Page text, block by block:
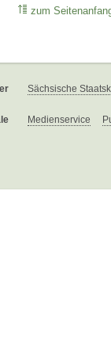
zum
Sächsische
Medienservice